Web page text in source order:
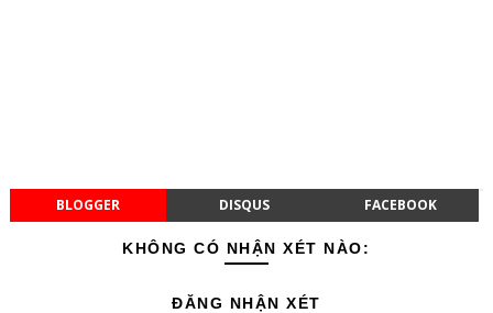
BLOGGER DISQUS FACEBOOK
KHÔNG CÓ NHẬN XÉT NÀO:
ĐĂNG NHẬN XÉT